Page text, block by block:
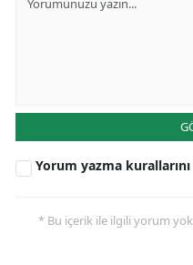
Yorum yazma kurallarını
* Bu içerik ile ilgili yorum